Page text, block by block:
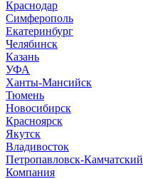
Краснодар
Симферополь
Екатеринбург
Челябинск
Казань
УФА
Ханты-Мансийск
Тюмень
Новосибирск
Красноярск
Якутск
Владивосток
Петропавловск-Камчатский
Компания